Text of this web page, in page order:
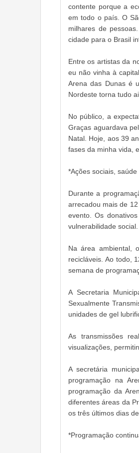
contente porque a
em todo o país. O
milhares de
cidade para o Brasil
Entre os artistas da
eu não vinha à
Arena das Dunas é
Nordeste torna tudo
No público, a
Graças aguardava
Natal. Hoje, aos 39
fases da minha vida,
*Ações sociais,
Durante a
arrecadou mais de
evento. Os
vulnerabilidade social.
Na área ambiental,
recicláveis. Ao todo,
semana de
A Secretaria
Sexualmente
unidades de gel
As transmissões
visualizações,
A secretária
programação na
programação da
diferentes áreas da
os três últimos dias
*Programação